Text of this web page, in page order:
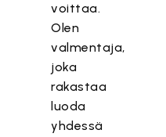
voittaa.
Olen
valmentaja,
joka
rakastaa
luoda
yhdessä